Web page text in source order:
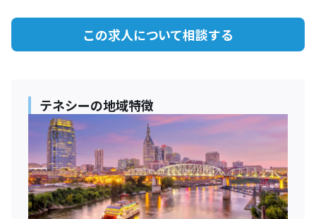
この求人について相談する
テネシーの地域特徴